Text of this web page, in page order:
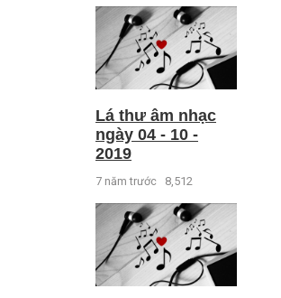
Lá thư âm nhạc
ngày 04 - 10 -
2019
7 năm trước 8,512